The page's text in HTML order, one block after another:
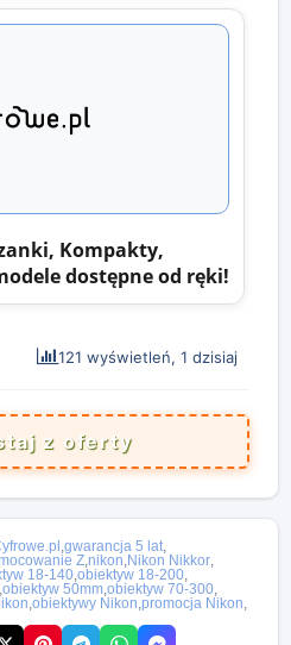
Kompakty,
dostępne od ręki!
121 wyświetleń, 1 dzisiaj
z oferty
gwarancja 5 lat
Z,nikon,Nikon Nikkor,
18-140,obiektyw 18-200,
,obiektyw 50mm,obiektyw 70-300,
,obiektywy Nikon,promocja Nikon,